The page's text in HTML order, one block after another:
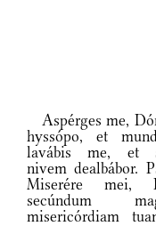
Aspérges me,
hyssópo, et
lavábis me, et
nivem dealbábor.
Miserére mei,
secúndum
misericórdiam